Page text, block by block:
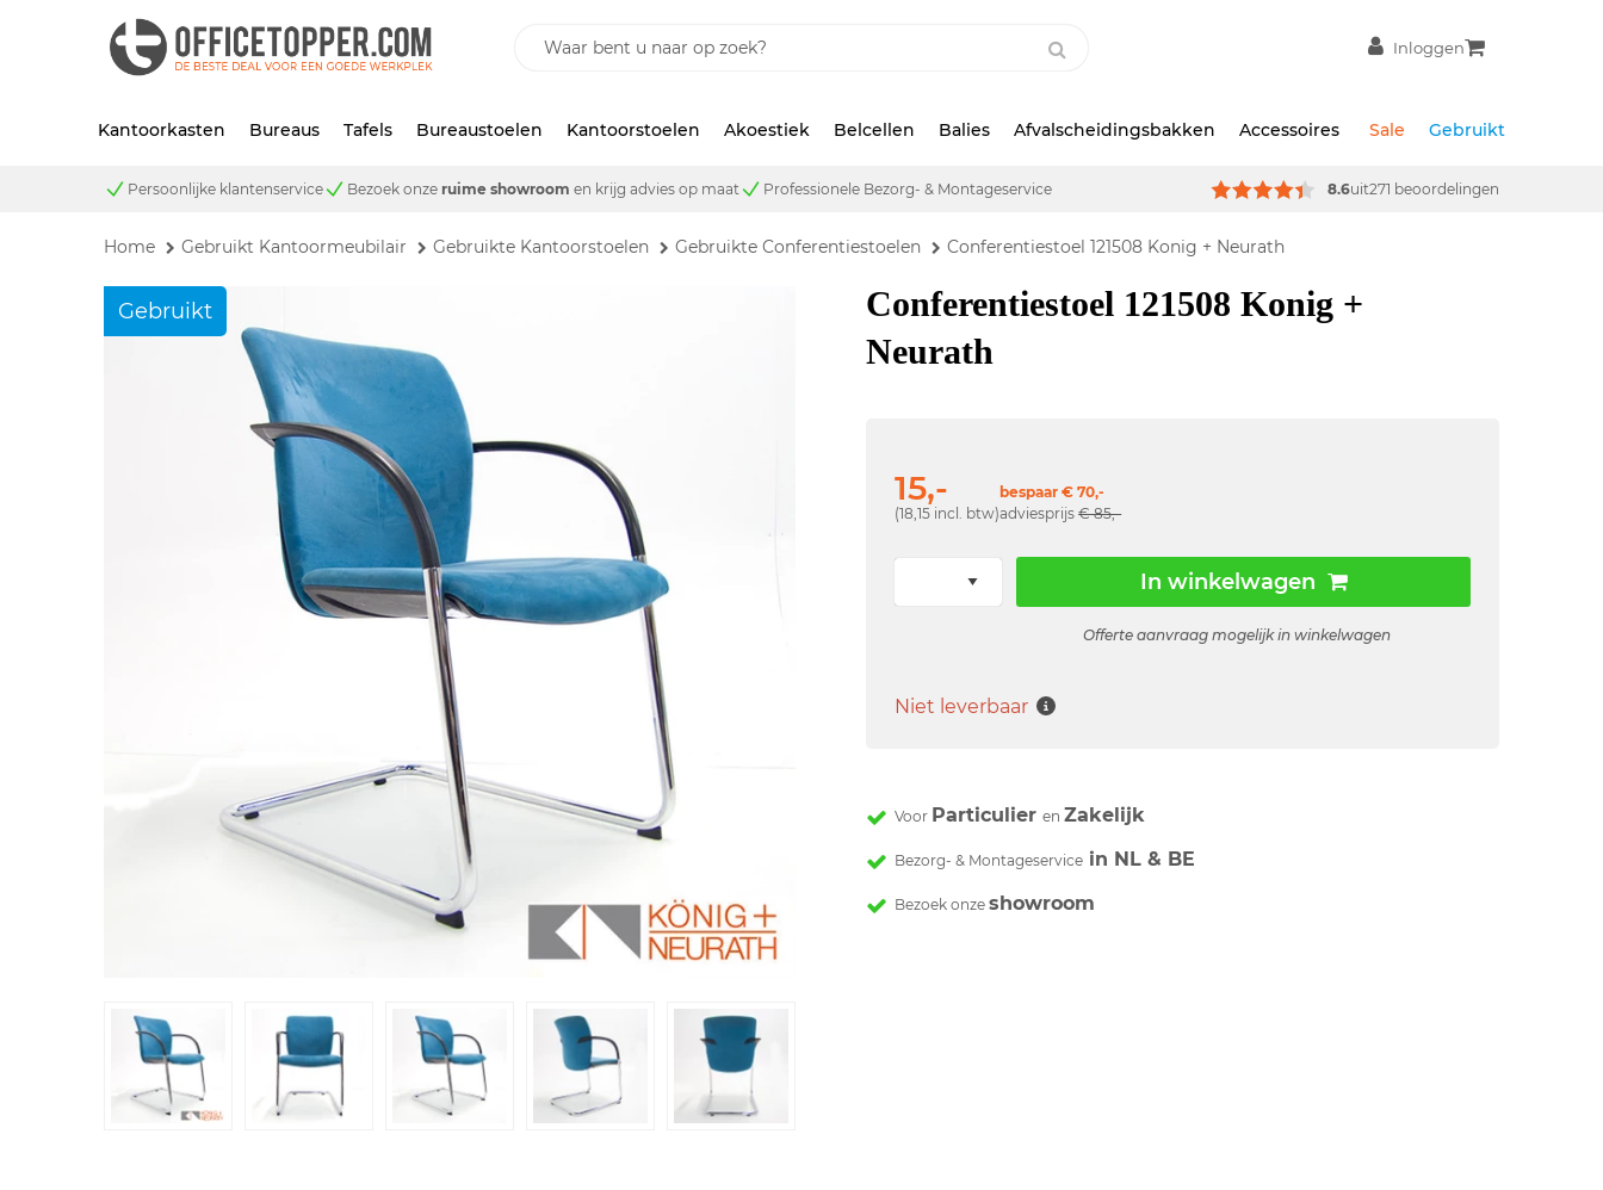
Inloggen
Kantoorkasten Bureaus Tafels Bureaustoelen Kantoorstoelen Akoestiek Belcellen Balies Afvalscheidingsbakken Accessoires Sale Gebruikt
Persoonlijke klantenservice Bezoek onze ruime showroom en krijg advies op maat Professionele Bezorg- & Montageservice 8.6uit271 beoordelingen
Home Gebruikt Kantoormeubilair Gebruikte Kantoorstoelen Gebruikte Conferentiestoelen Conferentiestoel 121508 Konig + Neurath
Gebruikt
Conferentiestoel 121508 Konig +
Neurath
15,-
(18,15 incl. btw)
bespaar € 70,-
adviesprijs€ 85,-
In winkelwagen
Offerte aanvraag mogelijk in winkelwagen
Niet leverbaar
Voor ParticulierenZakelijk
Bezorg- & Montageservice in NL & BE
Bezoek onzeshowroom